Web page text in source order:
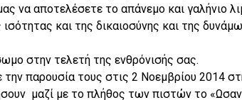
να αποτελέσετε το απάνεμο και γαλήνιο
και της δικαιοσύνης και της
στην τελετή της ενθρόνισής σας.
παρουσία τους στις 2 Νοεμβρίου 2014
μαζί με το πλήθος των πιστών το